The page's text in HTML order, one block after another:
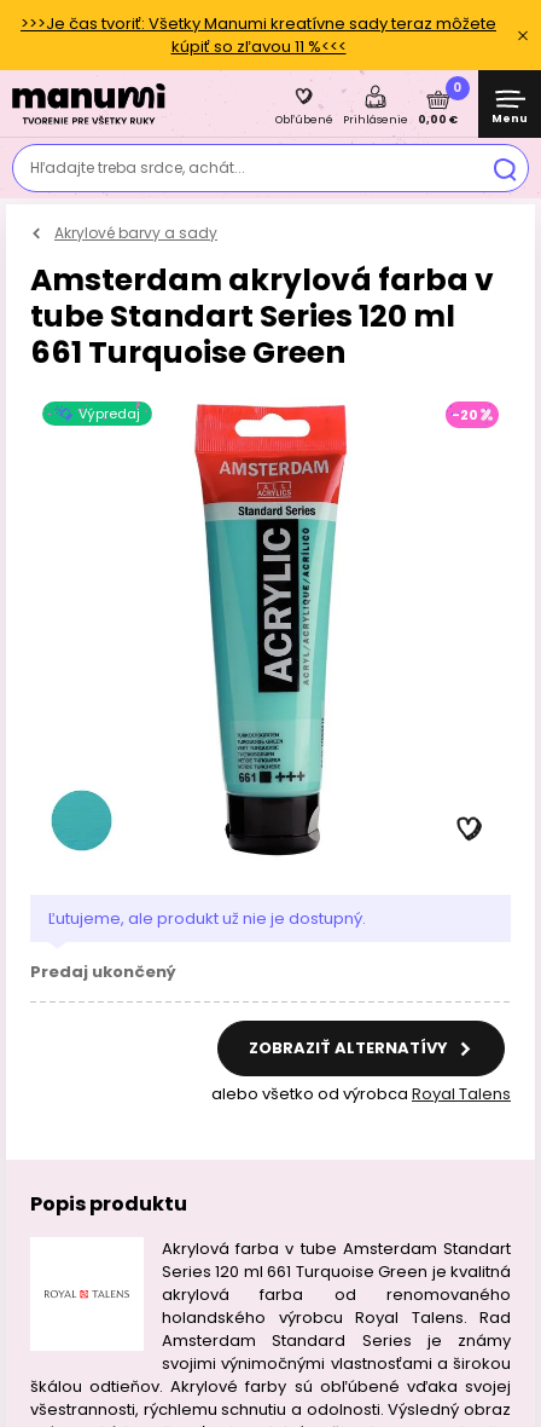
>>>Je čas tvoriť: Všetky Manumi kreatívne sady teraz môžete
kúpiť so zľavou 11 %<<<
Hľadajte treba srdce, achát...
Obľúbené Prihlásenie
0
0,00 € Menu
Akrylové barvy a sady
Amsterdam akrylová farba v
tube Standart Series 120 ml
661 Turquoise Green
Výpredaj -20
Ľutujeme, ale produkt už nie je dostupný.
Predaj ukončený
ZOBRAZIŤ ALTERNATÍVY
alebo všetko od výrobca Royal Talens
Popis produktu
Akrylová farba v tube Amsterdam Standart
Series 120 ml 661 Turquoise Green je kvalitná
akrylová farba od renomovaného
holandského výrobcu Royal Talens. Rad
Amsterdam Standard Series je známy
svojimi výnimočnými vlastnosťami a širokou
škálou odtieňov. Akrylové farby sú obľúbené vďaka svojej
všestrannosti, rýchlemu schnutiu a odolnosti. Výsledný obraz